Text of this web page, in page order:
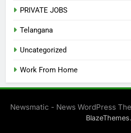
PRIVATE JOBS
Telangana
Uncategorized
Work From Home
Newsmatic - News WordPress
BlazeThemes.